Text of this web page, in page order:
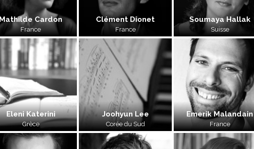
Mathilde Cardon
France
Clément Dionet
France
Soumaya Hallak
Suisse
Eleni Katerini
Grèce
Joohyun Lee
Corée du Sud
Emerik Malandain
France